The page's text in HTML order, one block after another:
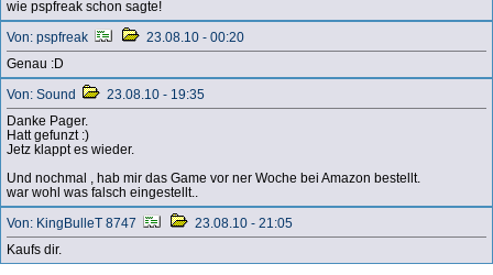
wie pspfreak schon sagte!
Von: pspfreak
23.08.10 - 00:20
Genau :D
Von: Sound
23.08.10 - 19:35
Danke Pager.
Hatt gefunzt :)
Jetz klappt es wieder.
Und nochmal , hab mir das Game vor ner Woche bei Amazon bestellt.
war wohl was falsch eingestellt..
Von: KingBulleT 8747
23.08.10 - 21:05
Kaufs dir.